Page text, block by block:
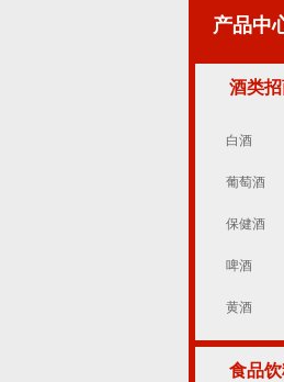
产品中
酒类
白酒
葡萄酒
保健酒
啤酒
黄酒
食品